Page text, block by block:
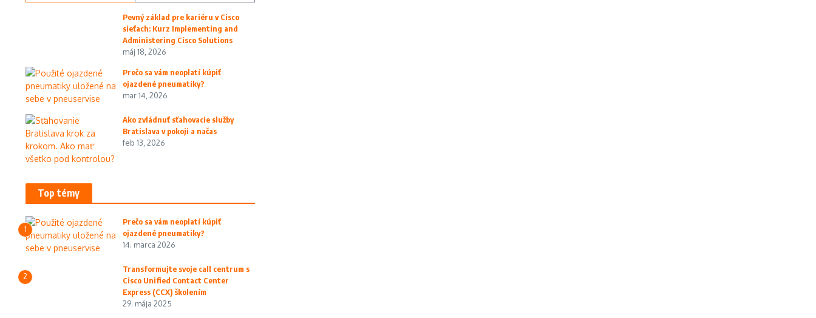
Pevný základ pre kariéru v Cisco
sieťach: Kurz Implementing and
Administering Cisco Solutions
máj 18, 2026
Prečo sa vám neoplatí kúpiť
ojazdené pneumatiky?
mar 14, 2026
Ako zvládnuť sťahovacie služby
Bratislava v pokoji a načas
feb 13, 2026
Top témy
1
Prečo sa vám neoplatí kúpiť
ojazdené pneumatiky?
14. marca 2026
2
Transformujte svoje call centrum s
Cisco Unified Contact Center
Express (CCX) školením
29. mája 2025